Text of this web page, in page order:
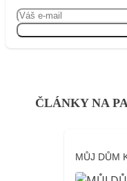
ČLÁNKY NA
MŮJ DŮM